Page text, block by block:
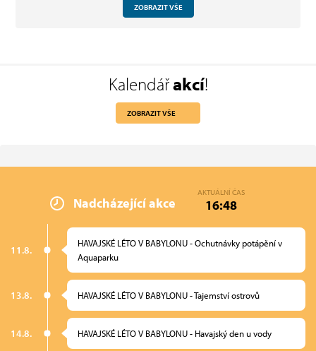
ZOBRAZIT VŠE
Kalendářakcí!
ZOBRAZIT VŠE
Nadcházející akce
AKTUÁLNÍ ČAS
16:48
11.8.
HAVAJSKÉ LÉTO V BABYLONU - Ochutnávky potápění v
Aquaparku
13.8. HAVAJSKÉ LÉTO V BABYLONU - Tajemství ostrovů
14.8. HAVAJSKÉ LÉTO V BABYLONU - Havajský den u vody